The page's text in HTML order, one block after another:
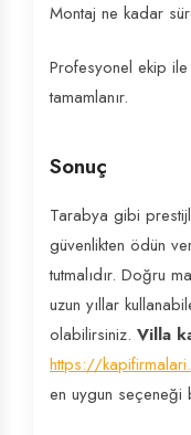
Montaj ne kadar
Profesyonel ekip
tamamlanır.
Sonuç
Tarabya gibi
güvenlikten ödün
tutmalıdır. Doğru
uzun yıllar
olabilirsiniz. Villa
https://
en uygun seçeneği